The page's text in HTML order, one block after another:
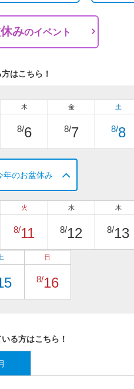
みのイベント
はこちら！
木
8/6
金
8/7
土
8/8
年のお盆休み
火
8/11
水
8/12
木
8/13
日
8/16
る方はこちら！